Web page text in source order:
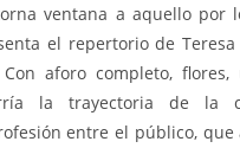
ventana a aquello por
el repertorio de Teresa
aforo completo, flores,
la trayectoria de la
entre el público, que